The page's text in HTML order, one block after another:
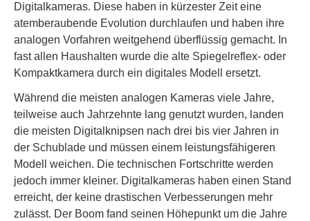
Digitalkameras. Diese haben in kürzester Zeit eine
atemberaubende Evolution durchlaufen und haben ihre
analogen Vorfahren weitgehend überflüssig gemacht. In
fast allen Haushalten wurde die alte Spiegelreflex- oder
Kompaktkamera durch ein digitales Modell ersetzt.
Während die meisten analogen Kameras viele Jahre,
teilweise auch Jahrzehnte lang genutzt wurden, landen
die meisten Digitalknipsen nach drei bis vier Jahren in
der Schublade und müssen einem leistungsfähigeren
Modell weichen. Die technischen Fortschritte werden
jedoch immer kleiner. Digitalkameras haben einen Stand
erreicht, der keine drastischen Verbesserungen mehr
zulässt. Der Boom fand seinen Höhepunkt um die Jahre